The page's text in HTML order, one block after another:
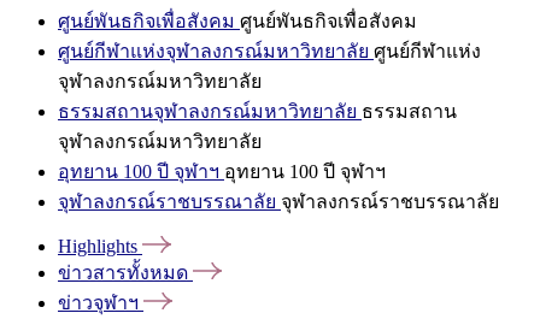
ศูนย์พันธกิจเพื่อสังคม ศูนย์พันธกิจเพื่อสังคม
ศูนย์กีฬาแห่งจุฬาลงกรณ์มหาวิทยาลัย ศูนย์กีฬาแห่ง
จุฬาลงกรณ์มหาวิทยาลัย
ธรรมสถานจุฬาลงกรณ์มหาวิทยาลัย ธรรมสถาน
จุฬาลงกรณ์มหาวิทยาลัย
อุทยาน 100 ปี จุฬาฯ อุทยาน 100 ปี จุฬาฯ
จุฬาลงกรณ์ราชบรรณาลัย จุฬาลงกรณ์ราชบรรณาลัย
Highlights
ข่าวสารทั้งหมด
ข่าวจุฬาฯ